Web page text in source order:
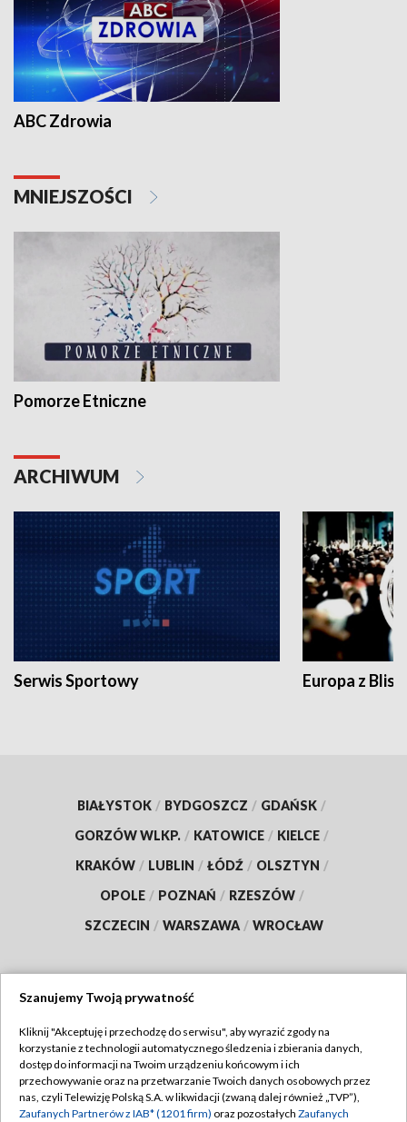
ABC Zdrowia
MNIEJSZOŚCI
Pomorze Etniczne
ARCHIWUM
Serwis Sportowy Europa z
BIAŁYSTOK / BYDGOSZCZ / GDAŃSK /
GORZÓW WLKP. / KATOWICE / KIELCE /
KRAKÓW / LUBLIN / ŁÓDŹ / OLSZTYN /
OPOLE / POZNAŃ / RZESZÓW /
SZCZECIN / WARSZAWA / WROCŁAW
TVP
Abonament TVP
Emisja w TVP
Regulamin TVP
Polityka prywatności
Szanujemy Twoją prywatność
Kliknij "Akceptuję i przechodzę do serwisu", aby wyrazić zgody na
korzystanie z technologii automatycznego śledzenia i zbierania danych,
dostęp do informacji na Twoim urządzeniu końcowym i ich
przechowywanie oraz na przetwarzanie Twoich danych osobowych przez
nas, czyli Telewizję Polską S.A. w likwidacji (zwaną dalej również „TVP”),
Zaufanych Partnerów z IAB* (1201 firm) oraz pozostałych Zaufanych